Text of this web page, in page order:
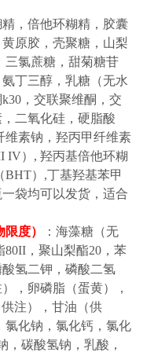
，倍他环糊精，胶囊
原胶，壳聚糖，山梨
三氯蔗糖，甜菊糖苷
丁三醇，乳糖（无水
，交联聚维酮，交
二氧化硅，硬脂酸
维素钠，羟丙甲纤维素
IV）, 羟丙基倍他环糊
BHT）,丁基羟基苯甲
一袋均可以发货，适合
度） ：海藻糖（无
，聚山梨酯20，苯
氢二钾，磷酸二氢
，卵磷脂（蛋黄），
供注），甘油（供
氯化钠，氯化钙，氯化
，碳酸氢钠，乳酸，